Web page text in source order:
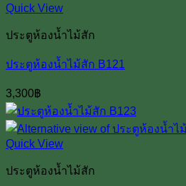
Quick View
ประตูห้องน้ำไม้สัก
ประตูห้องน้ำไม้สัก B121
3,300฿
Quick View
ประตูห้องน้ำไม้สัก